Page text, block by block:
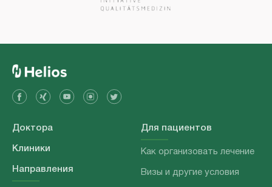
Доктора
Клиники
Направления
Для пациентов
Как организовать лечение
Визы и другие условия